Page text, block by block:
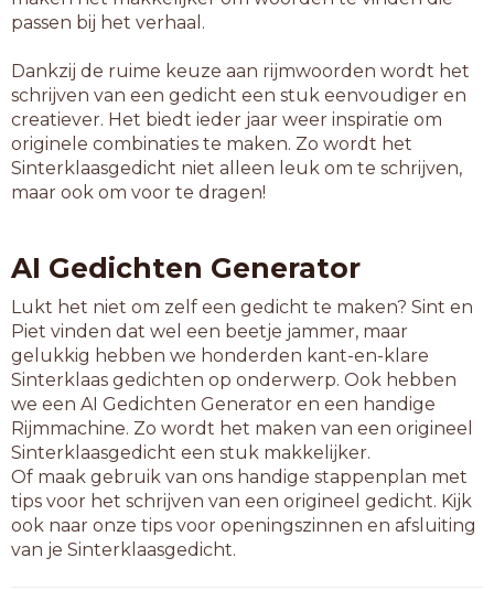
franjeapen
herbewapen
hoofdwapen
ingeslapen
koorknapen
laserwapen
luchtwapen
moordwapen
rentewapen
rijkswapen
samenrapen
stadswapen
steekwapen
stootwapen
wanschapen
witkopapen
11-letterwoorden
bijeenrapen
bijgeslapen
dienstwapen
passen bij het verhaal.
Dankzij de ruime keuze aan rijmwoorden wordt het
schrijven van een gedicht een stuk eenvoudiger en
creatiever. Het biedt ieder jaar weer inspiratie om
originele combinaties te maken. Zo wordt het
Sinterklaasgedicht niet alleen leuk om te schrijven,
maar ook om voor te dragen!
AI Gedichten Generator
Lukt het niet om zelf een gedicht te maken? Sint en
Piet vinden dat wel een beetje jammer, maar
gelukkig hebben we honderden kant-en-klare
Sinterklaas gedichten op onderwerp. Ook hebben
we een AI Gedichten Generator en een handige
Rijmmachine. Zo wordt het maken van een origineel
Sinterklaasgedicht een stuk makkelijker.
Of maak gebruik van ons handige stappenplan met
tips voor het schrijven van een origineel gedicht. Kijk
ook naar onze tips voor openingszinnen en afsluiting
van je Sinterklaasgedicht.